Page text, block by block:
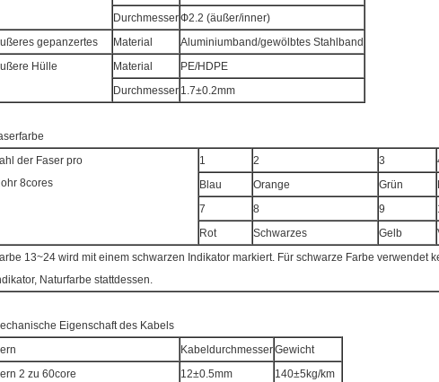
DurchmesserФ2.2 (äußer/inner)
gepanzertes Material Aluminiumband/gewölbtes Stahlband
Hülle Material PE/HDPE
Durchmesser 1.7±0.2mm
der Faser pro
8cores
1 2 3
Blau Orange Grün
7 8 9
Rot Schwarzes Gelb
13~24 wird mit einem schwarzen Indikator markiert. Für schwarze Farbe verwendet
Naturfarbe stattdessen.
Eigenschaft des Kabels
KabeldurchmesserGewicht
2 zu 60core 12±0.5mm 140±5kg/km